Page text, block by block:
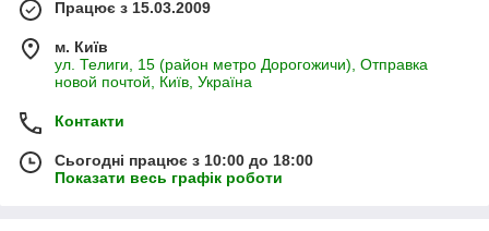
Працює з 15.03.2009
м. Київ
ул. Телиги, 15 (район метро Дорогожичи), Отправка
новой почтой, Київ, Україна
Контакти
Сьогодні працює з 10:00 до 18:00
Показати весь графік роботи